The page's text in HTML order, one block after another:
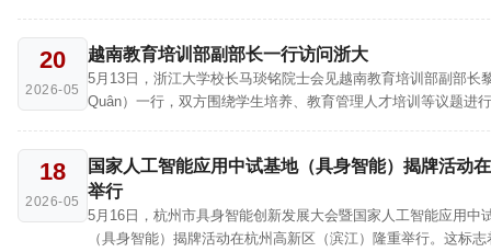
20
2026-05
越南教育培训部副部长一行访问浙大
5月13日，浙江大学校长马琰铭院士会见越南教育培训部副部长
Quân）一行，双方围绕学生培养、教育管理人才培训等议题进
18
2026-05
国家人工智能应用中试基地（具身智能）揭牌活动
举行
5月16日，杭州市具身智能创新发展大会暨国家人工智能应用中
（具身智能）揭牌活动在杭州高新区（滨江）隆重举行。这标志